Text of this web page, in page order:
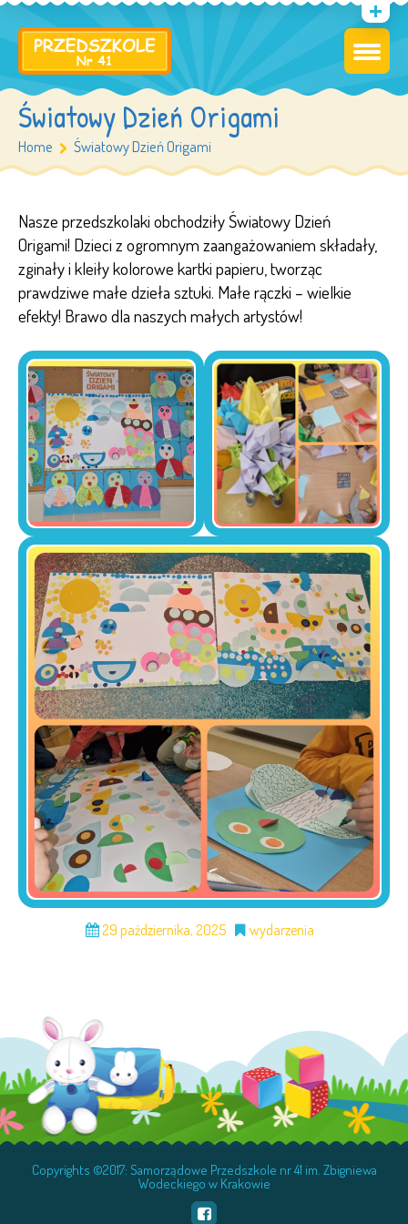
Światowy Dzień Origami
Home Światowy Dzień Origami
Nasze przedszkolaki obchodziły Światowy Dzień
Origami! Dzieci z ogromnym zaangażowaniem składały,
zginały i kleiły kolorowe kartki papieru, tworząc
prawdziwe małe dzieła sztuki. Małe rączki – wielkie
efekty! Brawo dla naszych małych artystów!
29 października, 2025 wydarzenia
Copyrights ©2017: Samorządowe Przedszkole nr 41 im. Zbigniewa
Wodeckiego w Krakowie